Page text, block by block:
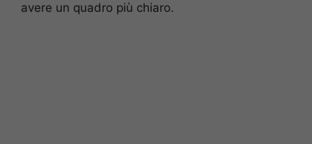
avere un quadro più chiaro.